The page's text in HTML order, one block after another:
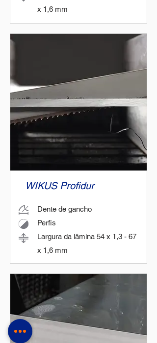
WIKUS Profidur
x 1,6 mm
Dente de gancho
Perfis
Largura da lâmina 54 x 1,3 - 67
x 1,6 mm